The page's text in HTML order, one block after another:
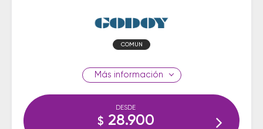
COMUN
información
DESDE
$ 28.900